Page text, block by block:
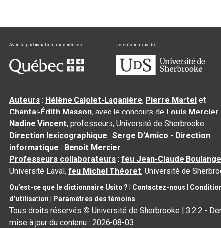
Auteurs : Hélène Cajolet-Laganière, Pierre Martel et
Chantal‑Édith Masson, avec le concours de Louis Mercier
Nadine Vincent, professeurs, Université de Sherbrooke
Direction lexicographique :Serge D’Amico - Direction
informatique : Benoit Mercier
Professeurs collaborateurs :feu Jean-Claude
Université Laval,feu Michel Théoret, Université de
Qu’est-ce que le dictionnaire Usito ? Contactez-nous
d’utilisation
Paramètres des témoins
Tous droits réservés © Université de Sherbrooke |3.2.2 -
mise à jour du contenu :2026-08-03